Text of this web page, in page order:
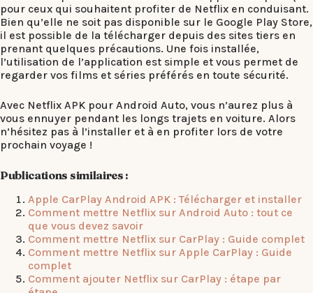
pour ceux qui souhaitent profiter de Netflix en conduisant.
Bien qu’elle ne soit pas disponible sur le Google Play Store,
il est possible de la télécharger depuis des sites tiers en
prenant quelques précautions. Une fois installée,
l’utilisation de l’application est simple et vous permet de
regarder vos films et séries préférés en toute sécurité.
Avec Netflix APK pour Android Auto, vous n’aurez plus à
vous ennuyer pendant les longs trajets en voiture. Alors
n’hésitez pas à l’installer et à en profiter lors de votre
prochain voyage !
Publications similaires :
Apple CarPlay Android APK : Télécharger et installer
Comment mettre Netflix sur Android Auto : tout ce
que vous devez savoir
Comment mettre Netflix sur CarPlay : Guide complet
Comment mettre Netflix sur Apple CarPlay : Guide
complet
Comment ajouter Netflix sur CarPlay : étape par